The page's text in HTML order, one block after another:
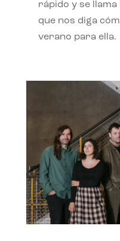
rápido y se llama
que nos diga
verano para ella.